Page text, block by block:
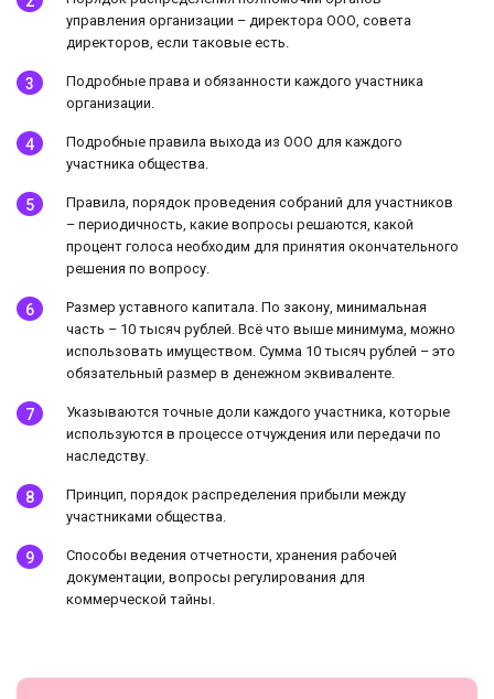
управления организации – директора ООО, совета
директоров, если таковые есть.
Подробные права и обязанности каждого участника
организации.
Подробные правила выхода из ООО для каждого
участника общества.
Правила, порядок проведения собраний для участников
– периодичность, какие вопросы решаются, какой
процент голоса необходим для принятия окончательного
решения по вопросу.
Размер уставного капитала. По закону, минимальная
часть – 10 тысяч рублей. Всё что выше минимума, можно
использовать имуществом. Сумма 10 тысяч рублей – это
обязательный размер в денежном эквиваленте.
Указываются точные доли каждого участника, которые
используются в процессе отчуждения или передачи по
наследству.
Принцип, порядок распределения прибыли между
участниками общества.
Способы ведения отчетности, хранения рабочей
документации, вопросы регулирования для
коммерческой тайны.